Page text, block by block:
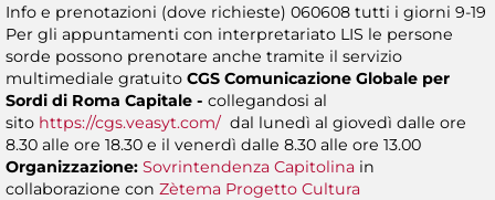
Info e prenotazioni (dove richieste) 060608 tutti i giorni 9-19
Per gli appuntamenti con interpretariato LIS le persone
sorde possono prenotare anche tramite il servizio
multimediale gratuito CGS Comunicazione Globale per
Sordi di Roma Capitale - collegandosi al
sito https://cgs.veasyt.com/dal lunedì al giovedì dalle ore
8.30 alle ore 18.30 e il venerdì dalle 8.30 alle ore 13.00
Organizzazione: Sovrintendenza Capitolina in
collaborazione con Zètema Progetto Cultura